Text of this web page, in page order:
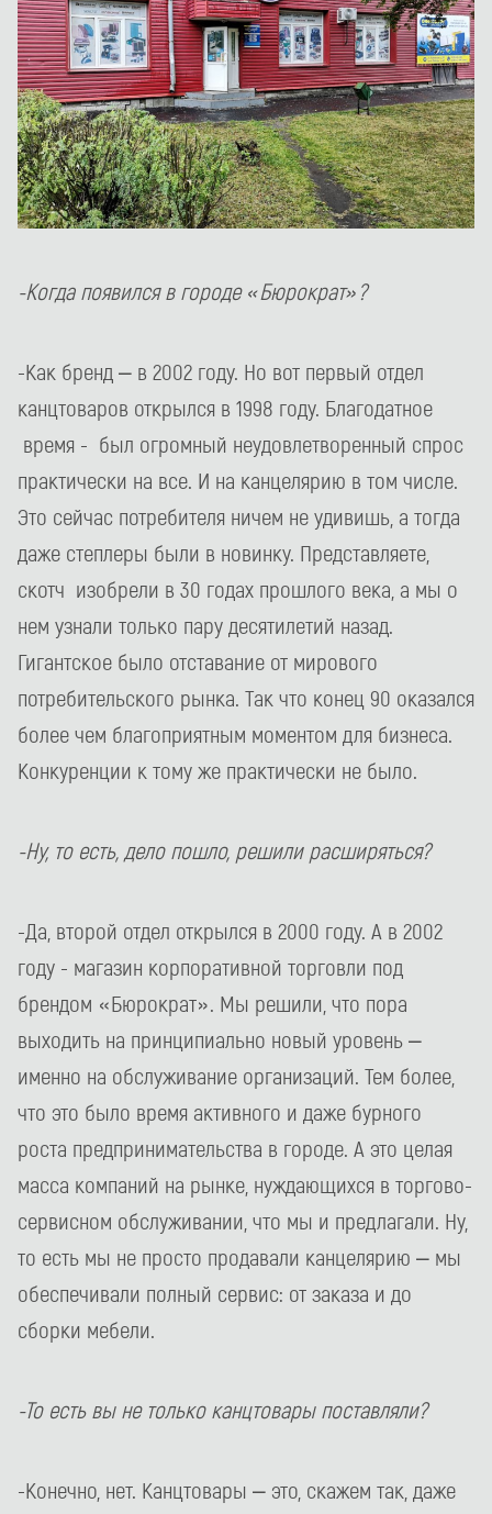
-Когда появился в городе «Бюрократ»?
-Как бренд – в 2002 году. Но вот первый отдел
канцтоваров открылся в 1998 году. Благодатное
время - был огромный неудовлетворенный спрос
практически на все. И на канцелярию в том числе.
Это сейчас потребителя ничем не удивишь, а тогда
даже степлеры были в новинку. Представляете,
скотч изобрели в 30 годах прошлого века, а мы о
нем узнали только пару десятилетий назад.
Гигантское было отставание от мирового
потребительского рынка. Так что конец 90 оказался
более чем благоприятным моментом для бизнеса.
Конкуренции к тому же практически не было.
-Ну, то есть, дело пошло, решили расширяться?
-Да, второй отдел открылся в 2000 году. А в 2002
году - магазин корпоративной торговли под
брендом «Бюрократ». Мы решили, что пора
выходить на принципиально новый уровень –
именно на обслуживание организаций. Тем более,
что это было время активного и даже бурного
роста предпринимательства в городе. А это целая
масса компаний на рынке, нуждающихся в торгово-
сервисном обслуживании, что мы и предлагали. Ну,
то есть мы не просто продавали канцелярию – мы
обеспечивали полный сервис: от заказа и до
сборки мебели.
-То есть вы не только канцтовары поставляли?
-Конечно, нет. Канцтовары – это, скажем так, даже